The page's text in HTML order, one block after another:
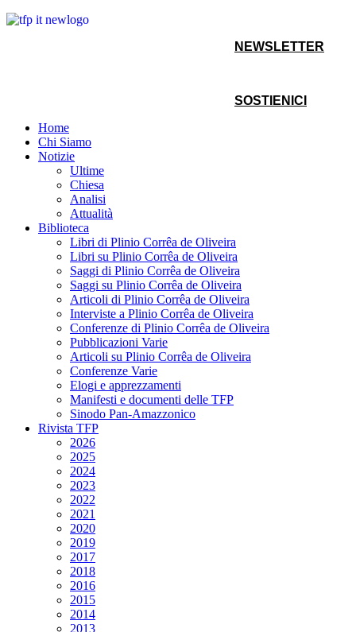
NEWSLETTER
SOSTIENICI
Home
Chi Siamo
Notizie
Ultime
Chiesa
Analisi
Attualità
Biblioteca
Libri di Plinio Corrêa de Oliveira
Libri su Plinio Corrêa de Oliveira
Saggi di Plinio Corrêa de Oliveira
Saggi su Plinio Corrêa de Oliveira
Articoli di Plinio Corrêa de Oliveira
Interviste a Plinio Corrêa de Oliveira
Conferenze di Plinio Corrêa de Oliveira
Pubblicazioni Varie
Articoli su Plinio Corrêa de Oliveira
Conferenze Varie
Elogi e apprezzamenti
Manifesti e documenti delle TFP
Sinodo Pan-Amazzonico
Rivista TFP
2026
2025
2024
2023
2022
2021
2020
2019
2017
2018
2016
2015
2014
2013